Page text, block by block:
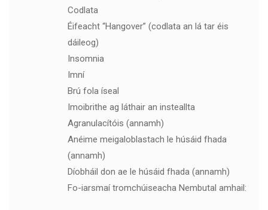
Codlata
Éifeacht “Hangover” (codlata an lá tar éis
dáileog)
Insomnia
Imní
Brú fola íseal
Imoibrithe ag láthair an insteallta
Agranulacítóis (annamh)
Anéime meigaloblastach le húsáid fhada
(annamh)
Díobháil don ae le húsáid fhada (annamh)
Fo-iarsmaí tromchúiseacha Nembutal amhail: